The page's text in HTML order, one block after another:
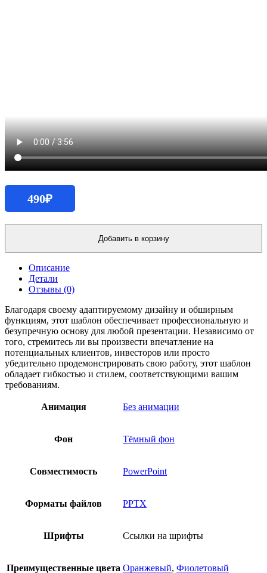
490₽
Количество
Стильный
любую
профессиональную
Добавить в корзину
Описание
Детали
Отзывы (0)
Благодаря своему адаптируемому дизайну и обширным
функциям, этот шаблон обеспечивает профессиональную и
безупречную основу для любой презентации. Независимо от
того, стремитесь ли вы произвести впечатление на
потенциальных клиентов, инвесторов или просто
убедительно продемонстрировать свою работу, этот шаблон
обладает гибкостью и стилем, соответствующими вашим
требованиям.
Анимация Без анимации
Фон Тёмный фон
Совместимость PowerPoint
Форматы файлов PPTX
Шрифты Ссылки на шрифты
Преимущественные цвета Оранжевый, Фиолетовый